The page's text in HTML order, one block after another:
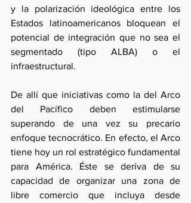
y la polarización ideológica entre los
Estados latinoamericanos bloquean el
potencial de integración que no sea el
segmentado (tipo ALBA) o el
infraestructural.
De allí que iniciativas como la del Arco
del Pacífico deben estimularse
superando de una vez su precario
enfoque tecnocrático. En efecto, el Arco
tiene hoy un rol estratégico fundamental
para América. Éste se deriva de su
capacidad de organizar una zona de
libre comercio que incluya desde